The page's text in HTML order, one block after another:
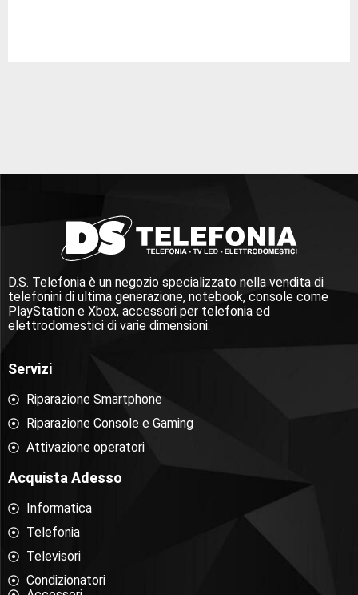
D.S. Telefonia è un negozio specializzato nella vendita di
telefonini di ultima generazione, notebook, console come
PlayStation e Xbox, accessori per telefonia ed
elettrodomestici di varie dimensioni.
Servizi
Riparazione Smartphone
Riparazione Console e Gaming
Attivazione operatori
Acquista Adesso
Informatica
Telefonia
Televisori
Condizionatori